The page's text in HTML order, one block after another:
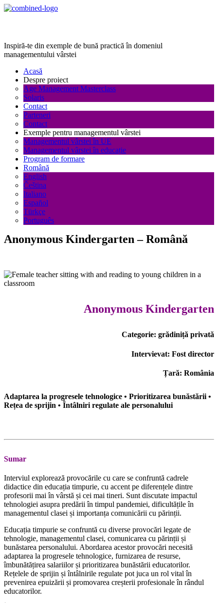
Inspiră-te din exemple de bună practică în domeniul
managementului vârstei
Acasă
Despre proiect
Age Management Masterclass
Solaris
Contact
Parteneri
Contact
Exemple pentru managementul vârstei
Managementul vârstei în UE
Managementul vârstei în educație
Program de formare
Română
English
Čeština
Italiano
Español
Türkçe
Português
Anonymous Kindergarten – Română
Anonymous Kindergarten
Categorie: grădiniță privată
Intervievat: Fost director
Țară: România
Adaptarea la progresele tehnologice • Prioritizarea bunăstării •
Rețea de sprijin • Întâlniri regulate ale personalului
Sumar
Interviul explorează provocările cu care se confruntă cadrele
didactice din educația timpurie, cu accent pe diferențele dintre
profesorii mai în vârstă și cei mai tineri. Sunt discutate impactul
tehnologiei asupra predării în timpul pandemiei, dificultățile în
managementul clasei și importanța comunicării cu părinții.
Educația timpurie se confruntă cu diverse provocări legate de
tehnologie, managementul clasei, comunicarea cu părinții și
bunăstarea personalului. Abordarea acestor provocări necesită
adaptarea la progresele tehnologice, furnizarea de resurse,
îmbunătățirea salariilor și prioritizarea bunăstării educatorilor.
Rețelele de sprijin și întâlnirile regulate pot juca un rol vital în
prevenirea epuizării și promovarea creșterii profesionale în rândul
educatorilor.